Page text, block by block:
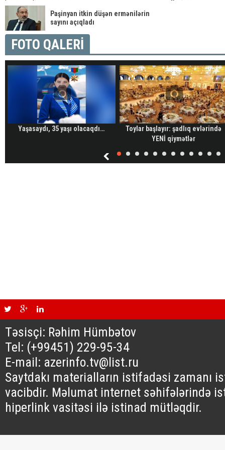
Paşinyan itkin düşən ermənilərin
sayını açıqladı
FOTO QALERİ
Yaşasaydı, 35 yaşı olacaqdı…
Toylar başlayır: şadlıq evlərində
YENİ qiymətlər
Təsisçi: Rəhim Hümbətov
Tel: (+99451) 229-95-34
E-mail: azerinfo.tv@list.ru
Saytdakı materialların istifadəsi zamanı
vacibdir. Məlumat internet səhifələrində
hiperlink vasitəsi ilə istinad mütləqdir.